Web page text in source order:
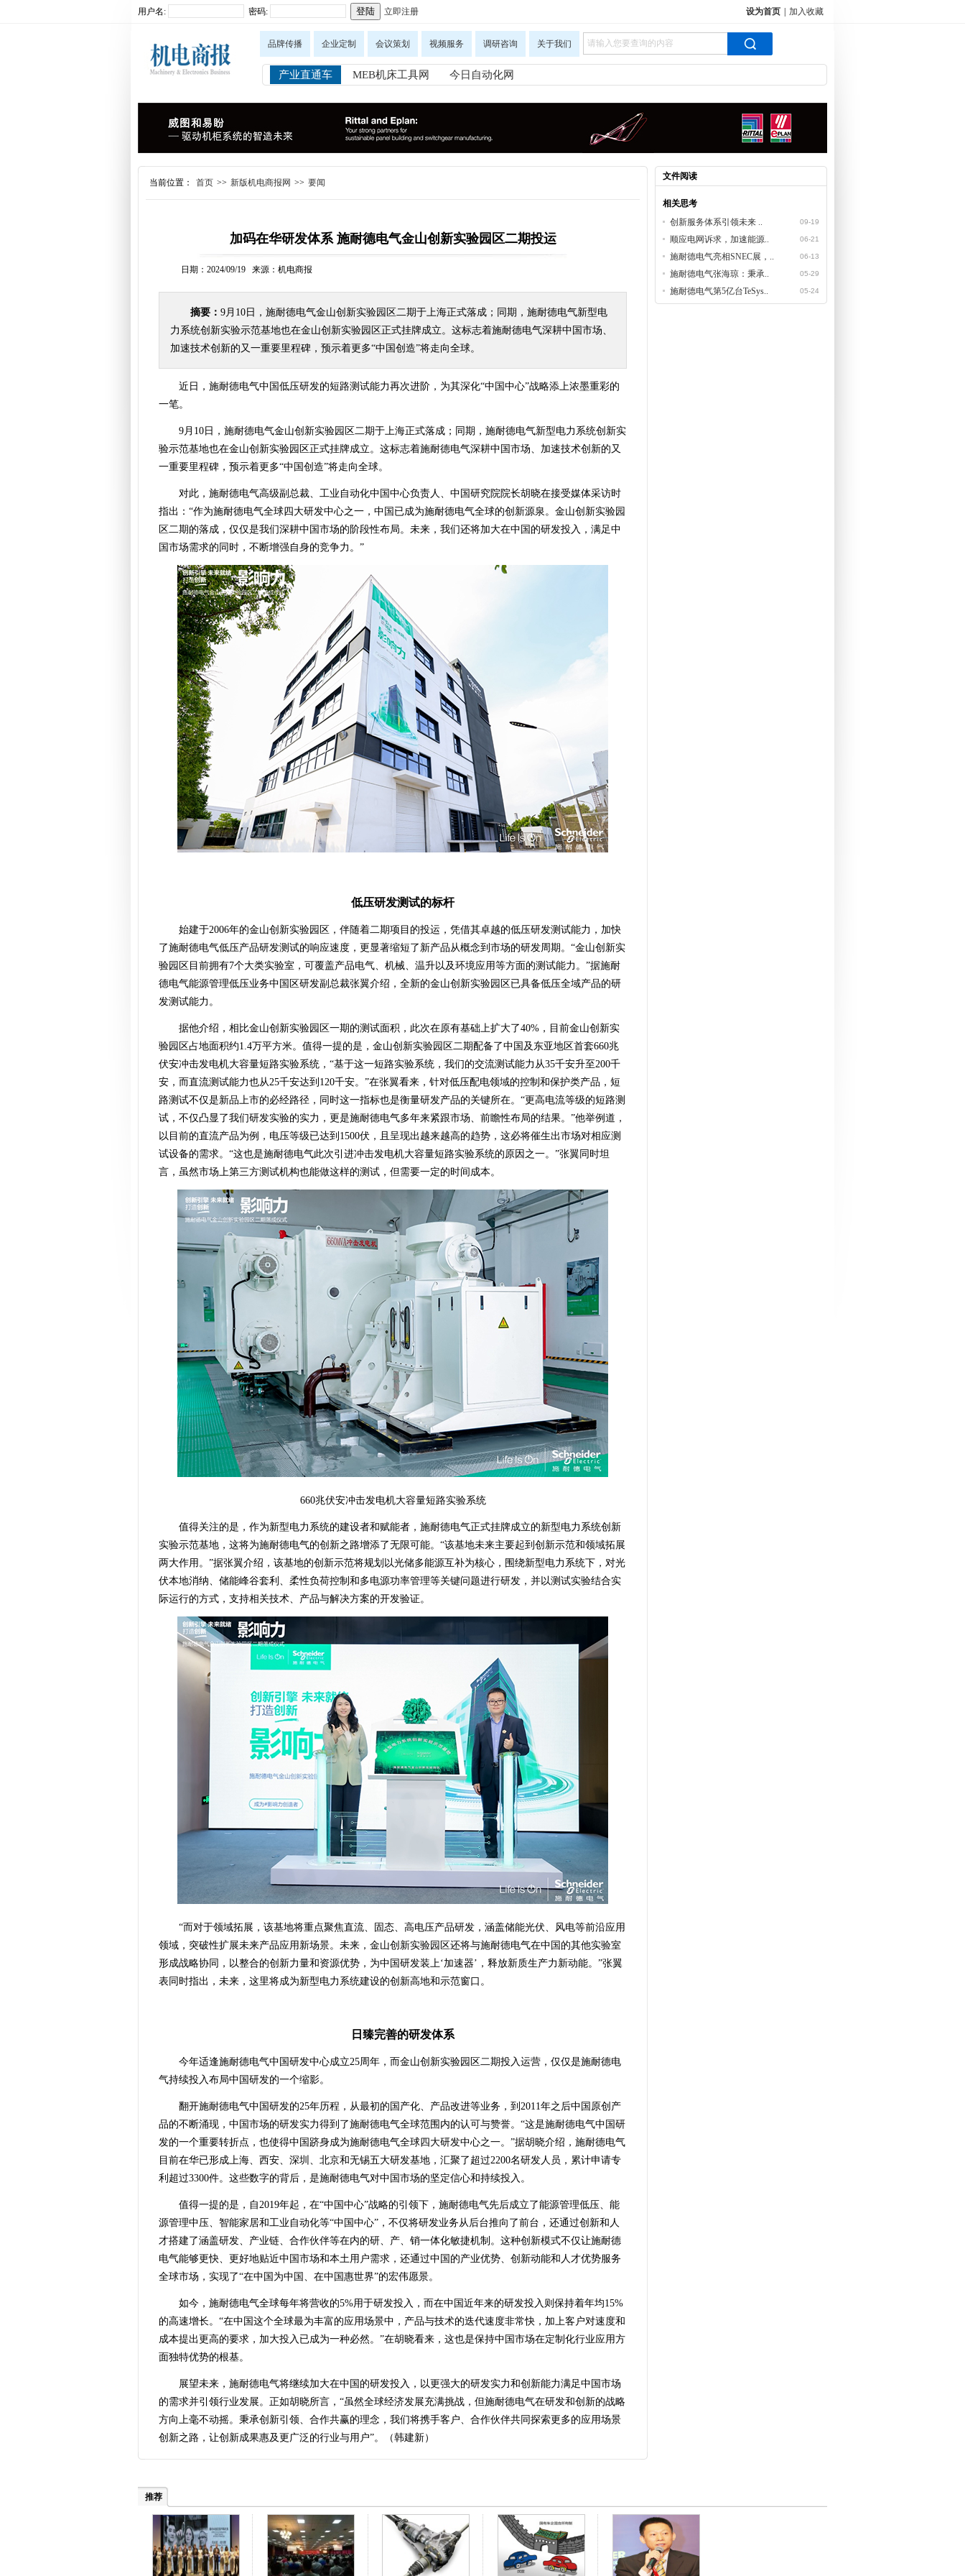
设为首页 加入收藏
用户名: 密码: 立即注册
品牌传播 企业定制 会议策划 视频服务 调研咨询 关于我们
产业直通车 MEB机床工具网 今日自动化网
当前位置： 首页 >> 新版机电商报网 >> 要闻
加码在华研发体系 施耐德电气金山创新实验园区二期投运
日期：2024/09/19 来源：机电商报
摘要： 9月10日，施耐德电气金山创新实验园区二期于上海正式落成；同期，施耐德电气新型电
力系统创新实验示范基地也在金山创新实验园区正式挂牌成立。这标志着施耐德电气深耕中国市场、
加速技术创新的又一重要里程碑，预示着更多“中国创造”将走向全球。
近日，施耐德电气中国低压研发的短路测试能力再次进阶，为其深化“中国中心”战略添上浓墨重彩的
一笔。
9月10日，施耐德电气金山创新实验园区二期于上海正式落成；同期，施耐德电气新型电力系统创新实
验示范基地也在金山创新实验园区正式挂牌成立。这标志着施耐德电气深耕中国市场、加速技术创新的又
一重要里程碑，预示着更多“中国创造”将走向全球。
对此，施耐德电气高级副总裁、工业自动化中国中心负责人、中国研究院院长胡晓在接受媒体采访时
指出：“作为施耐德电气全球四大研发中心之一，中国已成为施耐德电气全球的创新源泉。金山创新实验园
区二期的落成，仅仅是我们深耕中国市场的阶段性布局。未来，我们还将加大在中国的研发投入，满足中
国市场需求的同时，不断增强自身的竞争力。”
低压研发测试的标杆
始建于2006年的金山创新实验园区，伴随着二期项目的投运，凭借其卓越的低压研发测试能力，加快
了施耐德电气低压产品研发测试的响应速度，更显著缩短了新产品从概念到市场的研发周期。“金山创新实
验园区目前拥有7个大类实验室，可覆盖产品电气、机械、温升以及环境应用等方面的测试能力。”据施耐
德电气能源管理低压业务中国区研发副总裁张翼介绍，全新的金山创新实验园区已具备低压全域产品的研
发测试能力。
据他介绍，相比金山创新实验园区一期的测试面积，此次在原有基础上扩大了40%，目前金山创新实
验园区占地面积约1.4万平方米。值得一提的是，金山创新实验园区二期配备了中国及东亚地区首套660兆
伏安冲击发电机大容量短路实验系统，“基于这一短路实验系统，我们的交流测试能力从35千安升至200千
安，而直流测试能力也从25千安达到120千安。”在张翼看来，针对低压配电领域的控制和保护类产品，短
路测试不仅是新品上市的必经路径，同时这一指标也是衡量研发产品的关键所在。“更高电流等级的短路测
试，不仅凸显了我们研发实验的实力，更是施耐德电气多年来紧跟市场、前瞻性布局的结果。”他举例道，
以目前的直流产品为例，电压等级已达到1500伏，且呈现出越来越高的趋势，这必将催生出市场对相应测
试设备的需求。“这也是施耐德电气此次引进冲击发电机大容量短路实验系统的原因之一。”张翼同时坦
言，虽然市场上第三方测试机构也能做这样的测试，但需要一定的时间成本。
660兆伏安冲击发电机大容量短路实验系统
值得关注的是，作为新型电力系统的建设者和赋能者，施耐德电气正式挂牌成立的新型电力系统创新
实验示范基地，这将为施耐德电气的创新之路增添了无限可能。“该基地未来主要起到创新示范和领域拓展
两大作用。”据张翼介绍，该基地的创新示范将规划以光储多能源互补为核心，围绕新型电力系统下，对光
伏本地消纳、储能峰谷套利、柔性负荷控制和多电源功率管理等关键问题进行研发，并以测试实验结合实
际运行的方式，支持相关技术、产品与解决方案的开发验证。
“而对于领域拓展，该基地将重点聚焦直流、固态、高电压产品研发，涵盖储能光伏、风电等前沿应用
领域，突破性扩展未来产品应用新场景。未来，金山创新实验园区还将与施耐德电气在中国的其他实验室
形成战略协同，以整合的创新力量和资源优势，为中国研发装上‘加速器’，释放新质生产力新动能。”张翼
表同时指出，未来，这里将成为新型电力系统建设的创新高地和示范窗口。
日臻完善的研发体系
今年适逢施耐德电气中国研发中心成立25周年，而金山创新实验园区二期投入运营，仅仅是施耐德电
气持续投入布局中国研发的一个缩影。
翻开施耐德电气中国研发的25年历程，从最初的国产化、产品改进等业务，到2011年之后中国原创产
品的不断涌现，中国市场的研发实力得到了施耐德电气全球范围内的认可与赞誉。“这是施耐德电气中国研
发的一个重要转折点，也使得中国跻身成为施耐德电气全球四大研发中心之一。”据胡晓介绍，施耐德电气
目前在华已形成上海、西安、深圳、北京和无锡五大研发基地，汇聚了超过2200名研发人员，累计申请专
利超过3300件。这些数字的背后，是施耐德电气对中国市场的坚定信心和持续投入。
值得一提的是，自2019年起，在“中国中心”战略的引领下，施耐德电气先后成立了能源管理低压、能
源管理中压、智能家居和工业自动化等“中国中心”，不仅将研发业务从后台推向了前台，还通过创新和人
才搭建了涵盖研发、产业链、合作伙伴等在内的研、产、销一体化敏捷机制。这种创新模式不仅让施耐德
电气能够更快、更好地贴近中国市场和本土用户需求，还通过中国的产业优势、创新动能和人才优势服务
全球市场，实现了“在中国为中国、在中国惠世界”的宏伟愿景。
如今，施耐德电气全球每年将营收的5%用于研发投入，而在中国近年来的研发投入则保持着年均15%
的高速增长。“在中国这个全球最为丰富的应用场景中，产品与技术的迭代速度非常快，加上客户对速度和
成本提出更高的要求，加大投入已成为一种必然。”在胡晓看来，这也是保持中国市场在定制化行业应用方
面独特优势的根基。
展望未来，施耐德电气将继续加大在中国的研发投入，以更强大的研发实力和创新能力满足中国市场
的需求并引领行业发展。正如胡晓所言，“虽然全球经济发展充满挑战，但施耐德电气在研发和创新的战略
方向上毫不动摇。秉承创新引领、合作共赢的理念，我们将携手客户、合作伙伴共同探索更多的应用场景
创新之路，让创新成果惠及更广泛的行业与用户”。（韩建新）
文件阅读
相关思考
09-19
创新服务体系引领未来 ..
06-21
顺应电网诉求，加速能源..
06-13
施耐德电气亮相SNEC展，..
05-29
施耐德电气张海琼：秉承..
05-24
施耐德电气第5亿台TeSys..
推荐